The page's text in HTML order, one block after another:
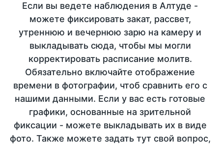
Если вы ведете наблюдения в Алтуде -
можете фиксировать закат, рассвет,
утреннюю и вечернюю зарю на камеру и
выкладывать сюда, чтобы мы могли
корректировать расписание молитв.
Обязательно включайте отображение
времени в фотографии, чтоб сравнить его с
нашими данными. Если у вас есть готовые
графики, основанные на зрительной
фиксации - можете выкладывать их в виде
фото. Также можете задать тут свой вопрос,